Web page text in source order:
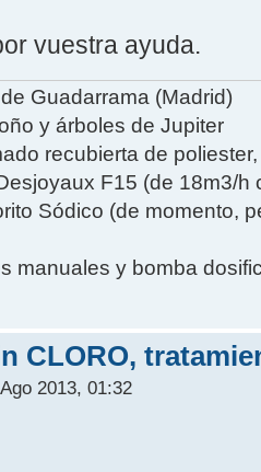
vuestra ayuda.
Guadarrama (Madrid)
y árboles de Jupiter
recubierta de
F15 (de 18m3/h
Sódico (de momento,
manuales y bomba
CLORO,
2013, 01:32